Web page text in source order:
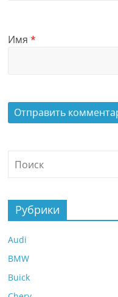
Имя*
Рубрики
Audi
BMW
Buick